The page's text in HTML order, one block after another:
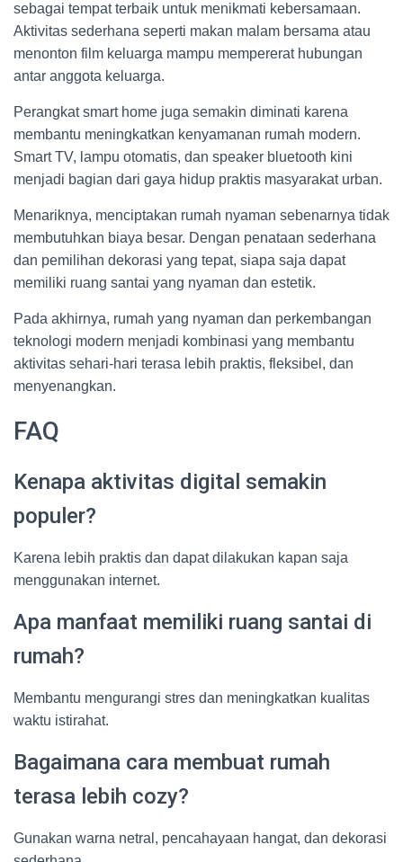
sebagai tempat terbaik untuk menikmati kebersamaan.
Aktivitas sederhana seperti makan malam bersama atau
menonton film keluarga mampu mempererat hubungan
antar anggota keluarga.
Perangkat smart home juga semakin diminati karena
membantu meningkatkan kenyamanan rumah modern.
Smart TV, lampu otomatis, dan speaker bluetooth kini
menjadi bagian dari gaya hidup praktis masyarakat urban.
Menariknya, menciptakan rumah nyaman sebenarnya tidak
membutuhkan biaya besar. Dengan penataan sederhana
dan pemilihan dekorasi yang tepat, siapa saja dapat
memiliki ruang santai yang nyaman dan estetik.
Pada akhirnya, rumah yang nyaman dan perkembangan
teknologi modern menjadi kombinasi yang membantu
aktivitas sehari-hari terasa lebih praktis, fleksibel, dan
menyenangkan.
FAQ
Kenapa aktivitas digital semakin
populer?
Karena lebih praktis dan dapat dilakukan kapan saja
menggunakan internet.
Apa manfaat memiliki ruang santai di
rumah?
Membantu mengurangi stres dan meningkatkan kualitas
waktu istirahat.
Bagaimana cara membuat rumah
terasa lebih cozy?
Gunakan warna netral, pencahayaan hangat, dan dekorasi